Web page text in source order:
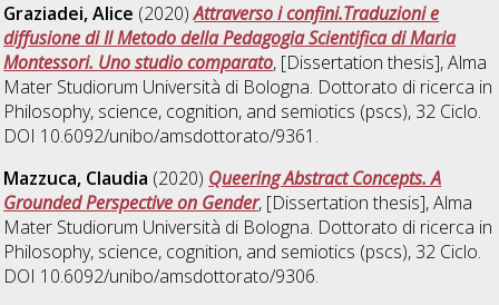
Graziadei, Alice (2020)Attraverso i confini.Traduzioni e
diffusione di Il Metodo della Pedagogia Scientifica di Maria
Montessori. Uno studio comparato, [Dissertation thesis], Alma
Mater Studiorum Università di Bologna. Dottorato di ricerca in
Philosophy, science, cognition, and semiotics (pscs), 32 Ciclo.
DOI 10.6092/unibo/amsdottorato/9361.
Mazzuca, Claudia (2020) Queering Abstract Concepts. A
Grounded Perspective on Gender, [Dissertation thesis], Alma
Mater Studiorum Università di Bologna. Dottorato di ricerca in
Philosophy, science, cognition, and semiotics (pscs), 32 Ciclo.
DOI 10.6092/unibo/amsdottorato/9306.